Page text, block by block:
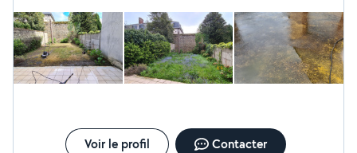
Voir le profil Contacter